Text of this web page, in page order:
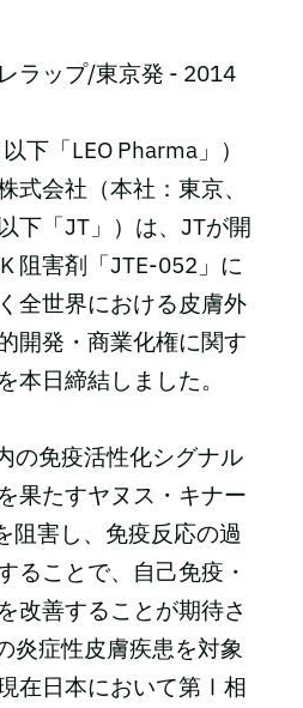
ラップ/東京発 - 2014
下「LEO Pharma」）
式会社（本社：東京、
下「JT」）は、JTが開
阻害剤「JTE-052」に
全世界における皮膚外
開発・商業化権に関す
本日締結しました。
の免疫活性化シグナル
果たすヤヌス・キナー
阻害し、免疫反応の過
ることで、自己免疫・
改善することが期待さ
炎症性皮膚疾患を対象
在日本において第Ⅰ相